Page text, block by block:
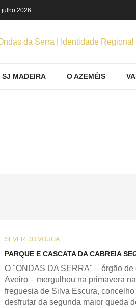
| julho 2026
SJ MADEIRA O AZEMÉIS
SEVER DO VOUGA
PARQUE E CASCATA DA CABREIA
O "ONDAS DA SERRA" – órgão
Aveiro – mergulhou na primavera
freguesia de Silva Escura,
desfrutar da segunda maior queda